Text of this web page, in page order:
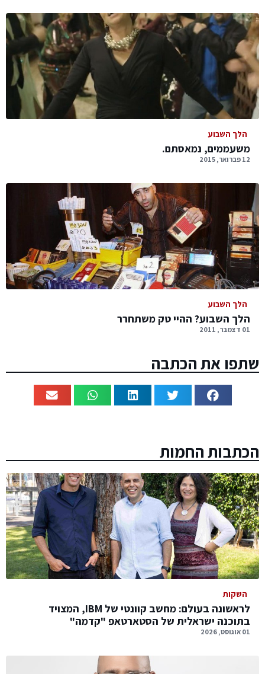
הלך השבוע
משעממים, נמאסתם.
12 פברואר, 2015
הלך השבוע
הלך השבוע? ההיי טק משתחרר
01 דצמבר, 2011
שתפו את הכתבה
הכתבות החמות
השקות
לראשונה בעולם: מחשב קוונטי של IBM, המצויד
בתוכנה ישראלית של הסטארטאפ "קדמה"
01 אוגוסט, 2026